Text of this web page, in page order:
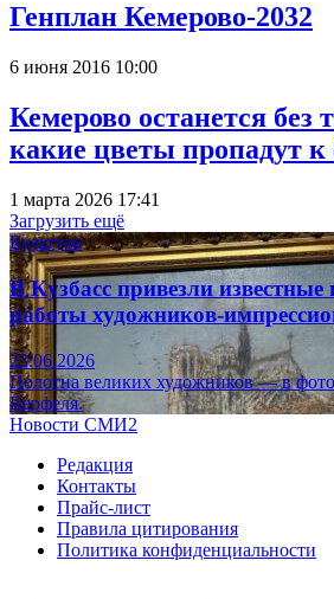
Генплан Кемерово-2032
6 июня 2016 10:00
Кемерово останется без
какие цветы пропадут к
1 марта 2026 17:41
Загрузить ещё
Культура
В Кузбасс привезли известные
работы художников-
23.06.2026
Полотна великих художников — в
Верфеля.
Новости СМИ2
Редакция
Контакты
Прайс-лист
Правила цитирования
Политика конфиденциальности